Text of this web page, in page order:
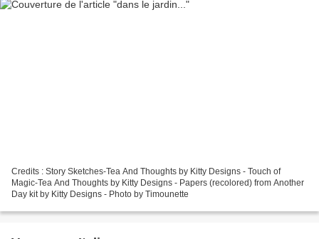
Credits : Story Sketches-Tea And Thoughts by Kitty Designs - Touch of
Magic-Tea And Thoughts by Kitty Designs - Papers (recolored) from Another
Day kit by Kitty Designs - Photo by Timounette